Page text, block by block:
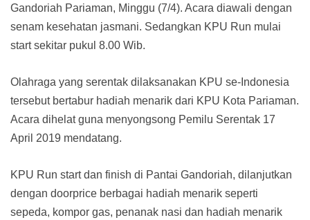
Gandoriah Pariaman, Minggu (7/4). Acara diawali dengan
senam kesehatan jasmani. Sedangkan KPU Run mulai
start sekitar pukul 8.00 Wib.
Olahraga yang serentak dilaksanakan KPU se-Indonesia
tersebut bertabur hadiah menarik dari KPU Kota Pariaman.
Acara dihelat guna menyongsong Pemilu Serentak 17
April 2019 mendatang.
KPU Run start dan finish di Pantai Gandoriah, dilanjutkan
dengan doorprice berbagai hadiah menarik seperti
sepeda, kompor gas, penanak nasi dan hadiah menarik